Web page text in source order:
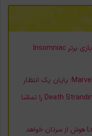
این استودیوی همه فن حریف؛ 10 بازی برتر Insomniac
همه‌ی تریلرهای Death Stranding Director’s Cut را تماشا
پوستر جدید سریال مورد انتظار Loki هوش از سرتان خواهد